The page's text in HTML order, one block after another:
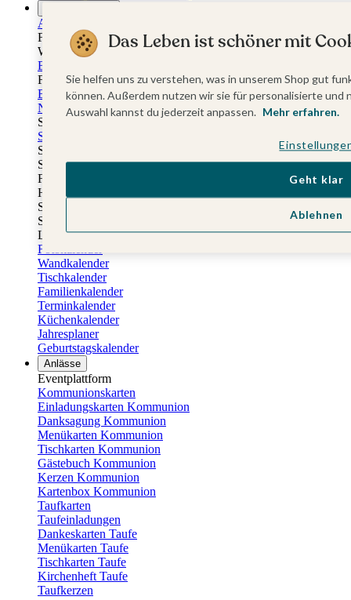
Alle Fotogeschenke
Fotobücher
Wandbilder & Poster
Bilderboxen
Fotohalter
Bilderrahmen
Notizbücher
Stoffeinband mit Foto
Softcover mit Foto
Stoffeinband mit Veredelung
Softcover mit Veredelung
Fotobücher
Hardcover
Softcover
Stoffeinband
Layflat
Fotokalender
Wandkalender
Tischkalender
Familienkalender
Terminkalender
Küchenkalender
Jahresplaner
Geburtstagskalender
Anlässe
Eventplattform
Kommunionskarten
Einladungskarten Kommunion
Danksagung Kommunion
Menükarten Kommunion
Tischkarten Kommunion
Gästebuch Kommunion
Kerzen Kommunion
Kartenbox Kommunion
Taufkarten
Taufeinladungen
Dankeskarten Taufe
Menükarten Taufe
Tischkarten Taufe
Kirchenheft Taufe
Taufkerzen
Das Leben ist schöner mit
Sie helfen uns zu verstehen, was in unserem Shop gut
können. Außerdem nutzen wir sie für personalisierte
Auswahl kannst du jederzeit anpassen. Mehr erfahren.
Ablehnen
Geht klar